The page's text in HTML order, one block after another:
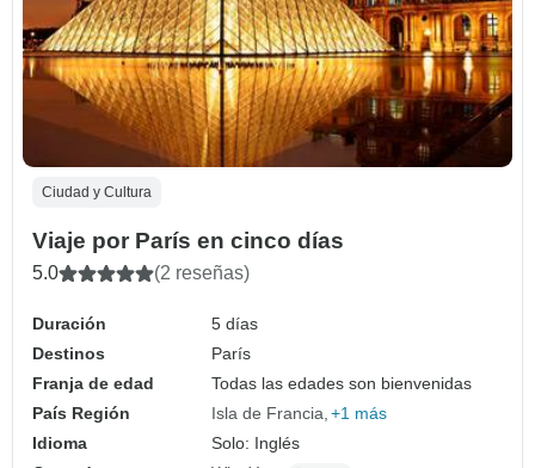
Ciudad y Cultura
Viaje por París en cinco días
5.0 (2 reseñas)
Duración
5 días
Destinos
París
Franja de edad
Todas las edades son bienvenidas
País Región
Isla de Francia +1 más
Idioma
Solo: Inglés